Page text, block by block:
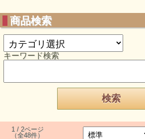
商品検索
キーワード検索
1 / 2ページ
（全48件）